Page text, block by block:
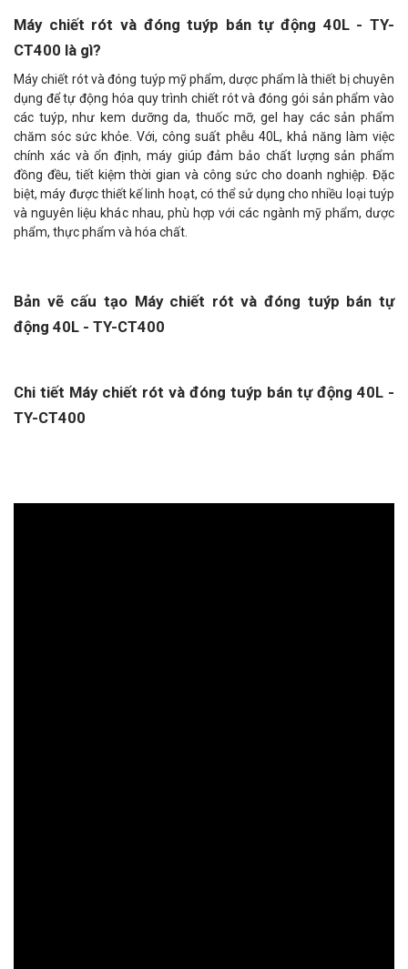
Máy chiết rót và đóng tuýp bán tự động 40L - TY-
CT400 là gì?
Máy chiết rót và đóng tuýp mỹ phẩm, dược phẩm là thiết bị chuyên
dụng để tự động hóa quy trình chiết rót và đóng gói sản phẩm vào
các tuýp, như kem dưỡng da, thuốc mỡ, gel hay các sản phẩm
chăm sóc sức khỏe. Với, công suất phễu 40L, khả năng làm việc
chính xác và ổn định, máy giúp đảm bảo chất lượng sản phẩm
đồng đều, tiết kiệm thời gian và công sức cho doanh nghiệp. Đặc
biệt, máy được thiết kế linh hoạt, có thể sử dụng cho nhiều loại tuýp
và nguyên liệu khác nhau, phù hợp với các ngành mỹ phẩm, dược
phẩm, thực phẩm và hóa chất.
Bản vẽ cấu tạo Máy chiết rót và đóng tuýp bán tự
động 40L - TY-CT400
Chi tiết Máy chiết rót và đóng tuýp bán tự động 40L -
TY-CT400